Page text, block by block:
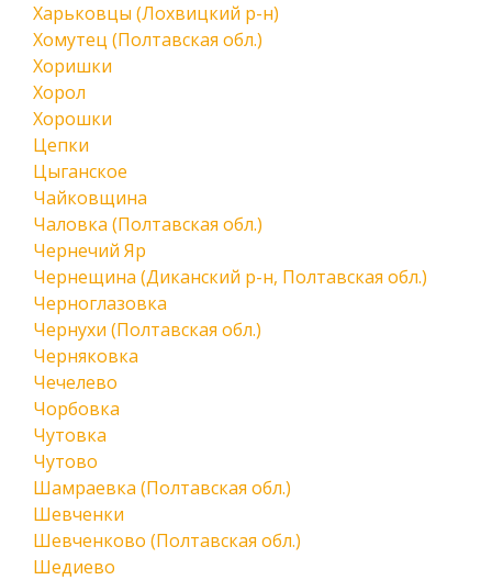
Харьковцы (Лохвицкий р-н)
Хомутец (Полтавская обл.)
Хоришки
Хорол
Хорошки
Цепки
Цыганское
Чайковщина
Чаловка (Полтавская обл.)
Чернечий Яр
Чернещина (Диканский р-н, Полтавская обл.)
Черноглазовка
Чернухи (Полтавская обл.)
Черняковка
Чечелево
Чорбовка
Чутовка
Чутово
Шамраевка (Полтавская обл.)
Шевченки
Шевченково (Полтавская обл.)
Шедиево